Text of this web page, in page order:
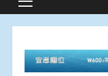
Primary